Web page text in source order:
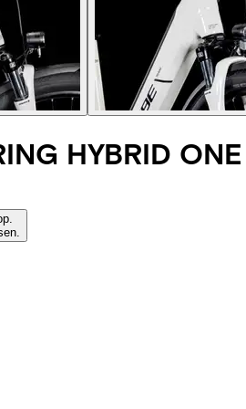
HYBRID